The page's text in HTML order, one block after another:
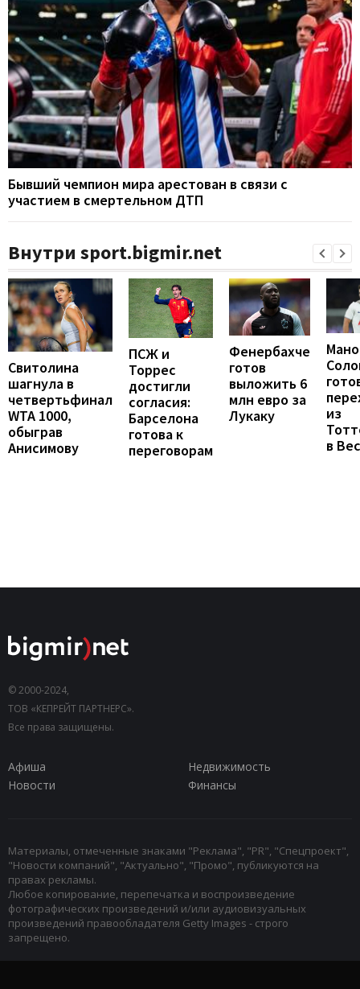
Бывший чемпион мира арестован в связи с
участием в смертельном ДТП
Внутри sport.bigmir.net
Свитолина
шагнула в
четвертьфинал
WTA 1000,
обыграв
Анисимову
ПСЖ и
Торрес
достигли
согласия:
Барселона
готова к
переговорам
Фенербахче
готов
выложить 6
млн евро за
Лукаку
из
в
© 2000-2024,
ТОВ «КЕПРЕЙТ ПАРТНЕРС».
Все права защищены.
Афиша
Недвижимость
Новости
Финансы
Материалы, отмеченные знаками "Реклама", "PR", "Спецпроект",
"Новости компаний", "Актуально", "Промо", публикуются на
правах рекламы.
Любое копирование, перепечатка и воспроизведение
фотографических произведений и/или аудиовизуальных
произведений правообладателя Getty Images - строго
запрещено.